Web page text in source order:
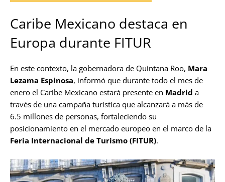
Caribe Mexicano destaca en
Europa durante FITUR
En este contexto, la gobernadora de Quintana Roo, Mara
Lezama Espinosa, informó que durante todo el mes de
enero el Caribe Mexicano estará presente en Madrid a
través de una campaña turística que alcanzará a más de
6.5 millones de personas, fortaleciendo su
posicionamiento en el mercado europeo en el marco de la
Feria Internacional de Turismo (FITUR).